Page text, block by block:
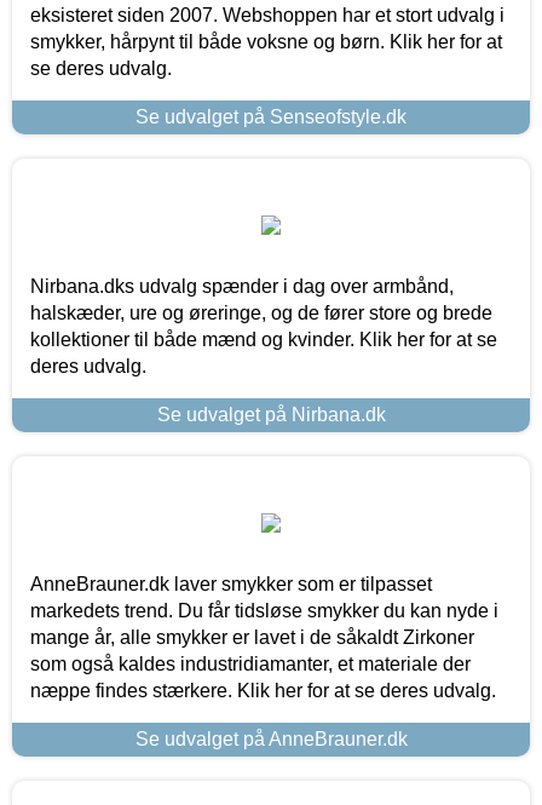
eksisteret siden 2007. Webshoppen har et stort udvalg i
smykker, hårpynt til både voksne og børn. Klik her for at
se deres udvalg.
Se udvalget på Senseofstyle.dk
Nirbana.dks udvalg spænder i dag over armbånd,
halskæder, ure og øreringe, og de fører store og brede
kollektioner til både mænd og kvinder. Klik her for at se
deres udvalg.
Se udvalget på Nirbana.dk
AnneBrauner.dk laver smykker som er tilpasset
markedets trend. Du får tidsløse smykker du kan nyde i
mange år, alle smykker er lavet i de såkaldt Zirkoner
som også kaldes industridiamanter, et materiale der
næppe findes stærkere. Klik her for at se deres udvalg.
Se udvalget på AnneBrauner.dk